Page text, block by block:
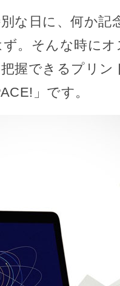
な日に、何か記
。そんな時に
握できるプリン
」です。